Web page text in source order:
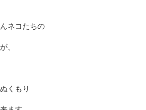
ネコたちの
、
くもり